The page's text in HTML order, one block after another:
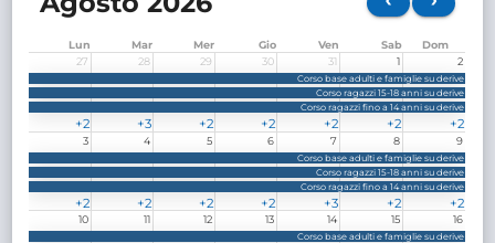
Lun Mar Mer Gio Ven Sab
Dom
27
28 29 30 31 1 2
Corso base adulti e famiglie su derive
Corso ragazzi 15-18 anni su derive
Corso ragazzi fino a 14 anni su derive
+2
eventi
+3
eventi
+2
eventi
+2
eventi
+2
eventi
+2
eventi
+2
eventi
3 4 5 6 7 8 9
Corso base adulti e famiglie su derive
Corso ragazzi 15-18 anni su derive
Corso ragazzi fino a 14 anni su derive
+2
eventi
+2
eventi
+2
eventi
+2
eventi
+3
eventi
+2
eventi
+2
eventi
10 11 12 13 14 15 16
Corso base adulti e famiglie su derive